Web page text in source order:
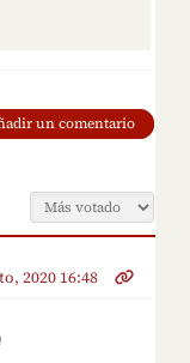
un comentario
2020 16:48